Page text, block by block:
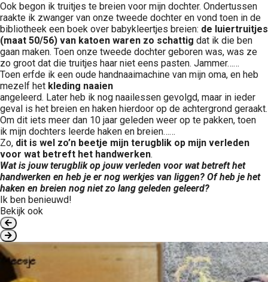
Ook begon ik truitjes te breien voor mijn dochter. Ondertussen
raakte ik zwanger van onze tweede dochter en vond toen in de
bibliotheek een boek over babykleertjes breien: de luiertruitjes
(maat 50/56) van katoen waren zo schattig dat ik die ben
gaan maken. Toen onze tweede dochter geboren was, was ze
zo groot dat die truitjes haar niet eens pasten. Jammer……
Toen erfde ik een oude handnaaimachine van mijn oma, en heb
mezelf het kleding naaien
angeleerd. Later heb ik nog naailessen gevolgd, maar in ieder
geval is het breien en haken hierdoor op de achtergrond geraakt.
Om dit iets meer dan 10 jaar geleden weer op te pakken, toen
ik mijn dochters leerde haken en breien……
Zo, dit is wel zo’n beetje mijn terugblik op mijn verleden
voor wat betreft het handwerken.
Wat is jouw terugblik op jouw verleden voor wat betreft het
handwerken en heb je er nog werkjes van liggen? Of heb je het
haken en breien nog niet zo lang geleden geleerd?
Ik ben benieuwd!
Bekijk ook